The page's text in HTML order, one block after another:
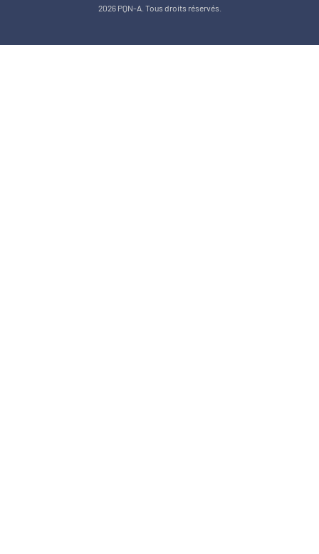
2026 PQN-A. Tous droits réservés.